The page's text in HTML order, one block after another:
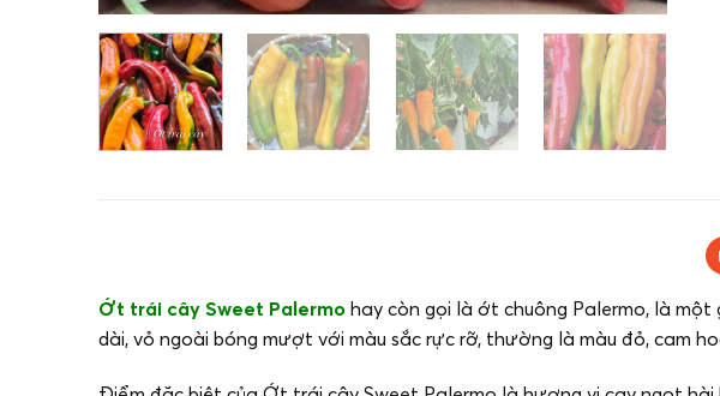
Ớt trái cây Sweet Palermo hay còn gọi là ớt chuông Palermo, là
dài, vỏ ngoài bóng mượt với màu sắc rực rỡ, thường là màu đỏ, cam